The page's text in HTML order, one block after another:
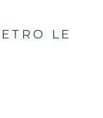
LE